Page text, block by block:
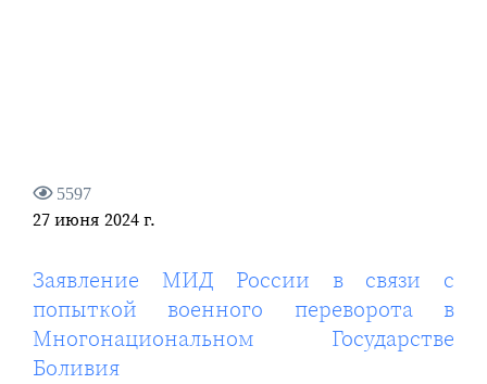
5597
27 июня 2024 г.
Заявление МИД России в связи с
попыткой военного переворота в
Многонациональном Государстве
Боливия